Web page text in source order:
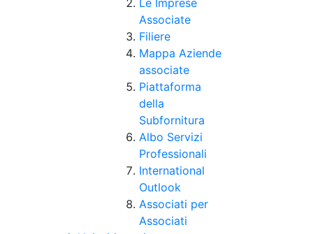
Le Imprese
Associate
Filiere
Mappa Aziende
associate
Piattaforma
della
Subfornitura
Albo Servizi
Professionali
International
Outlook
Associati per
Associati